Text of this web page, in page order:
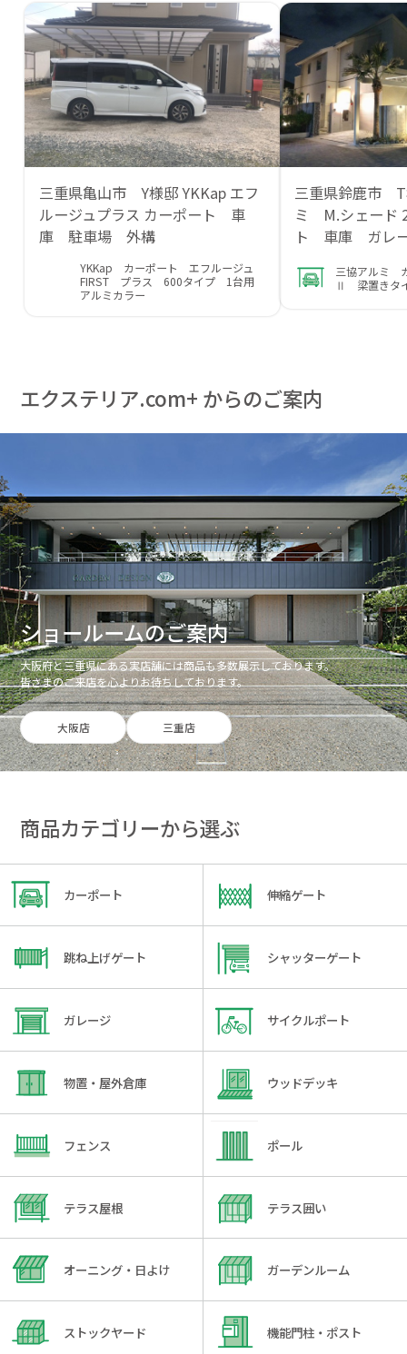
三重県亀山市 Y様邸 YKKap エフ
ルージュプラス カーポート 車
庫 駐車場 外構
YKKap カーポート エフルージュ
FIRST プラス 600タイプ 1台用
アルミカラー
三重県鈴鹿市 T
ミ M.シェード
ト 車庫 ガレ
三協アルミ
Ⅱ 梁置きタ
エクステリア.com+ からのご案内
ショールームのご案内
大阪府と三重県にある実店舗には商品も多数展示しております。
皆さまのご来店を心よりお待ちしております。
大阪店 三重店
商品カテゴリーから選ぶ
カーポート 伸縮ゲート
跳ね上げゲート シャッターゲート
ガレージ サイクルポート
物置・屋外倉庫 ウッドデッキ
フェンス ポール
テラス屋根 テラス囲い
オーニング・日よけ ガーデンルーム
ストックヤード 機能門柱・ポスト